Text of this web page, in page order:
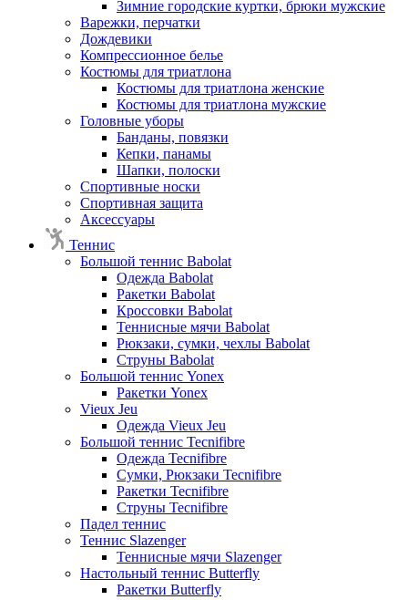
Зимние городские куртки, брюки мужские
Варежки, перчатки
Дождевики
Компрессионное белье
Костюмы для триатлона
Костюмы для триатлона женские
Костюмы для триатлона мужские
Головные уборы
Банданы, повязки
Кепки, панамы
Шапки, полоски
Спортивные носки
Спортивная защита
Аксессуары
Теннис
Большой теннис Babolat
Одежда Babolat
Ракетки Babolat
Кроссовки Babolat
Теннисные мячи Babolat
Рюкзаки, сумки, чехлы Babolat
Струны Babolat
Большой теннис Yonex
Ракетки Yonex
Vieux Jeu
Одежда Vieux Jeu
Большой теннис Tecnifibre
Одежда Tecnifibre
Сумки, Рюкзаки Tecnifibre
Ракетки Tecnifibre
Струны Tecnifibre
Падел теннис
Теннис Slazenger
Теннисные мячи Slazenger
Настольный теннис Butterfly
Ракетки Butterfly